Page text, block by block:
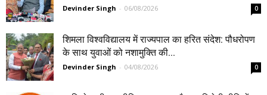
Devinder Singh - 06/08/2026 0
शिमला विश्वविद्यालय में राज्यपाल का हरित संदेश: पौधरोपण
के साथ युवाओं को नशामुक्ति की...
Devinder Singh - 04/08/2026 0